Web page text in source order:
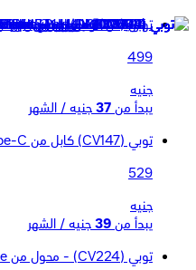
توبى (DC605) - كابل من Display Port الى VGA - طوله 1.8 متر - أسود
499
جنيه
يبدأ من 37 جنيه / الشهر
توبي (CV147) كابل من Type-C الى LAN RJ45
529
جنيه
يبدأ من 39 جنيه / الشهر
توبي (CV224) - محول من Type C Male الي VGA Female